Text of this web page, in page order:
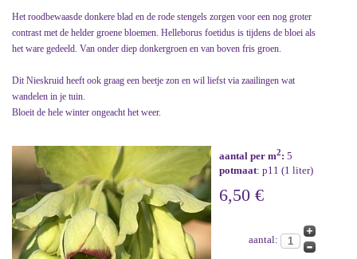
Het roodbewaasde donkere blad en de rode stengels zorgen voor een nog groter
contrast met de helder groene bloemen. Helleborus foetidus is tijdens de bloei als
het ware gedeeld. Van onder diep donkergroen en van boven fris groen.
Dit Nieskruid heeft ook graag een beetje zon en wil liefst via zaailingen wat
wandelen in je tuin.
Bloeit de hele winter ongeacht het weer.
aantal per m2: 5
potmaat: p11 (1 liter)
6,50 €
aantal: